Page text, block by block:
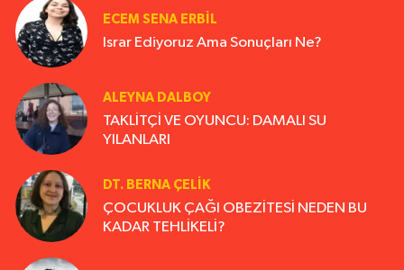
ECEM SENA ERBIL
Israr Ediyoruz Ama Sonuçları Ne?
ALEYNA DALBOY
TAKLİTÇİ VE OYUNCU: DAMALI SU
YILANLARI
DT. BERNA ÇELIK
ÇOCUKLUK ÇAĞI OBEZİTESİ NEDEN BU
KADAR TEHLİKELİ?